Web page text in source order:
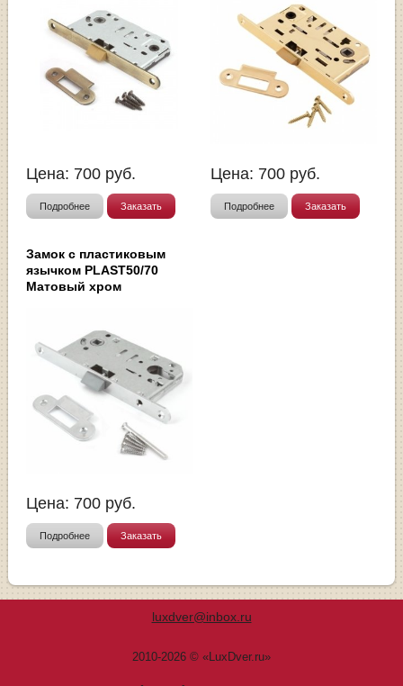
Цена: 700 руб.
Подробнее Заказать
Цена: 700 руб.
Подробнее Заказать
Замок с пластиковым
язычком PLAST50/70
Матовый хром
Цена: 700 руб.
Подробнее Заказать
luxdver@inbox.ru
2010-2026 © «LuxDver.ru»